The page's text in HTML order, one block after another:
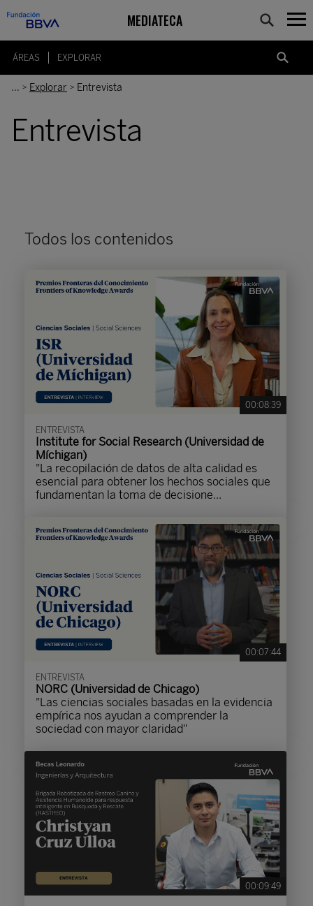
MEDIATECA
ÁREAS EXPLORAR
... > Explorar > Entrevista
Entrevista
Todos los contenidos
00:08:39
ENTREVISTA
Institute for Social Research (Universidad de
Míchigan)
"La recopilación de datos de alta calidad es
esencial para obtener los hechos sociales que
fundamentan la toma de decisione...
00:07:44
ENTREVISTA
NORC (Universidad de Chicago)
"Las ciencias sociales basadas en la evidencia
empírica nos ayudan a comprender la
sociedad con mayor claridad"
00:09:49